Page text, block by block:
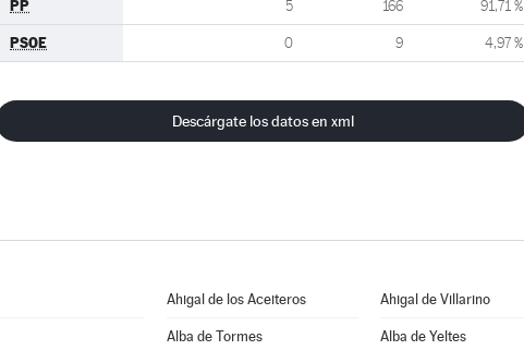
PP 5 166 91,71 %
PSOE 0 9 4,97 %
Descárgate los datos en xml
Ahigal de los Aceiteros Ahigal de Villarino
Alba de Tormes Alba de Yeltes